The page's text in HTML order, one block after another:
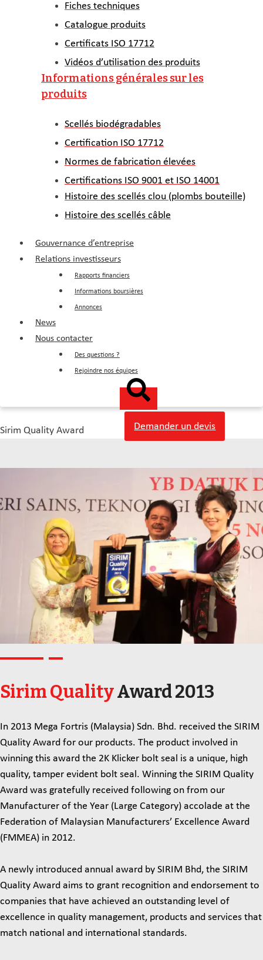
Fiches techniques
Catalogue produits
Certificats ISO 17712
Vidéos d’utilisation des produits
Informations générales sur les
produits
Scellés biodégradables
Certification ISO 17712
Normes de fabrication élevées
Certifications ISO 9001 et ISO 14001
Histoire des scellés clou (plombs bouteille)
Histoire des scellés câble
Gouvernance d’entreprise
Relations investisseurs
Rapports financiers
Informations boursières
Annonces
News
Nous contacter
Des questions ?
Rejoindre nos équipes
Demander un devis
Sirim Quality Award
Sirim QualityAward 2013
In 2013 Mega Fortris (Malaysia) Sdn. Bhd. received the SIRIM
Quality Award for our products. The product involved in
winning this award the 2K Klicker bolt seal is a unique, high
quality, tamper evident bolt seal. Winning the SIRIM Quality
Award was gratefully received following on from our
Manufacturer of the Year (Large Category) accolade at the
Federation of Malaysian Manufacturers’ Excellence Award
(FMMEA) in 2012.
A newly introduced annual award by SIRIM Bhd, the SIRIM
Quality Award aims to grant recognition and endorsement to
companies that have achieved an outstanding level of
excellence in quality management, products and services that
match national and international standards.